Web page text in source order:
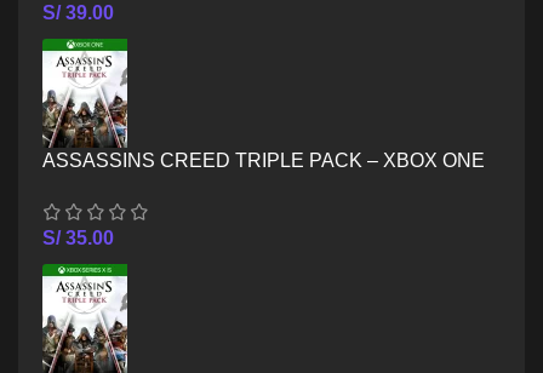
S/39.00
ASSASSINS CREED TRIPLE PACK – XBOX ONE
S/35.00